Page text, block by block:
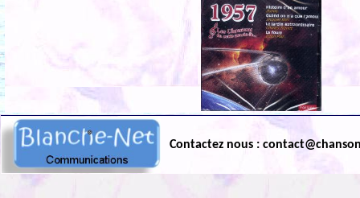
Contactez nous :